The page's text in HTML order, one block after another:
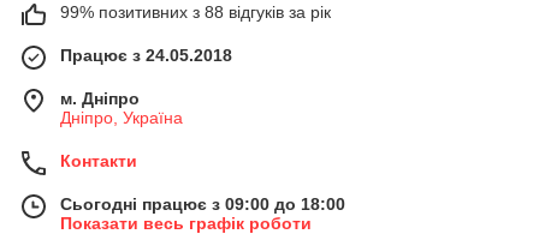
99% позитивних з 88 відгуків за рік
Працює з 24.05.2018
м. Дніпро
Дніпро, Україна
Контакти
Сьогодні працює з 09:00 до 18:00
Показати весь графік роботи